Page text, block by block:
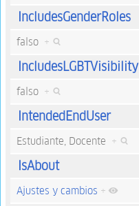
IncludesGenderRoles
falso +
IncludesLGBTVisibility
falso +
IntendedEndUser
Estudiante, Docente +
IsAbout
Ajustes y cambios +